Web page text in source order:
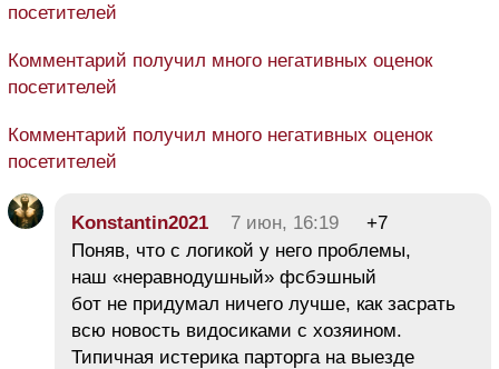
посетителей
Комментарий получил много негативных оценок
посетителей
Комментарий получил много негативных оценок
посетителей
Konstantin2021 7 июн, 16:19
+7
Поняв, что с логикой у него проблемы,
наш «неравнодушный» фсбэшный
бот не придумал ничего лучше, как засрать
всю новость видосиками с хозяином.
Типичная истерика парторга на выезде